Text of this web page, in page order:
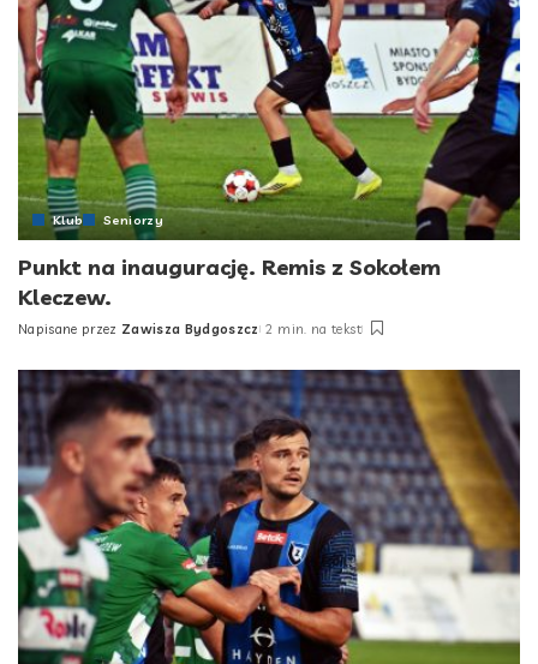
Klub Seniorzy
Punkt na inaugurację. Remis z Sokołem
Kleczew.
Napisane przez Zawisza Bydgoszcz 2 min. na tekst